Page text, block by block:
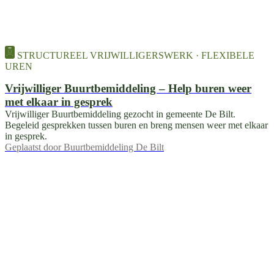
STRUCTUREEL VRIJWILLIGERSWERK · FLEXIBELE
UREN
Vrijwilliger Buurtbemiddeling – Help buren weer
met elkaar in gesprek
Vrijwilliger Buurtbemiddeling gezocht in gemeente De Bilt.
Begeleid gesprekken tussen buren en breng mensen weer met elkaar
in gesprek.
Geplaatst door Buurtbemiddeling De Bilt